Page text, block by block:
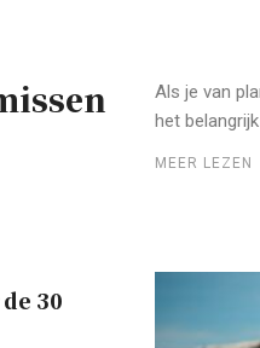
Als je van
het
MEER LEZEN
30